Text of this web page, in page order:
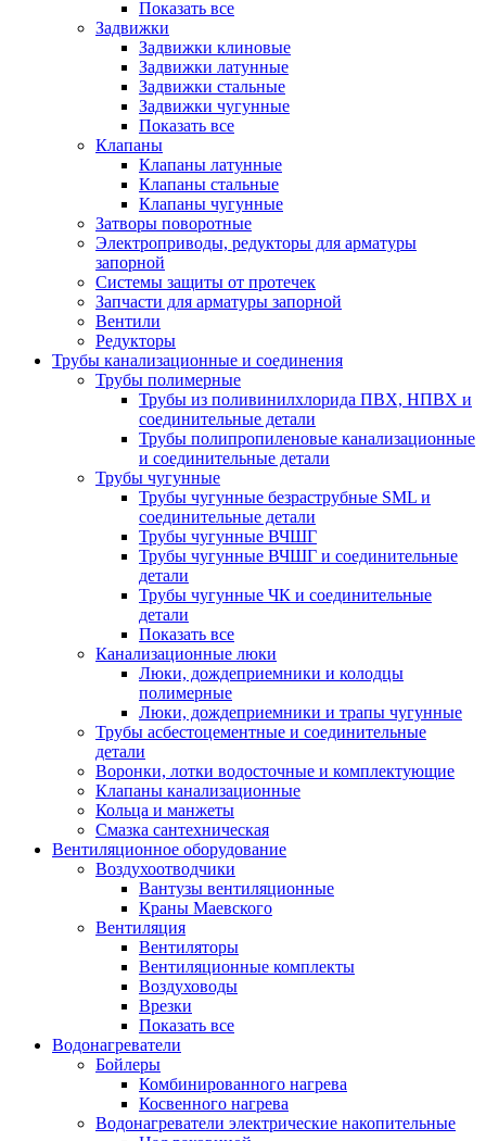
Показать все
Задвижки
Задвижки клиновые
Задвижки латунные
Задвижки стальные
Задвижки чугунные
Показать все
Клапаны
Клапаны латунные
Клапаны стальные
Клапаны чугунные
Затворы поворотные
Электроприводы, редукторы для арматуры
запорной
Системы защиты от протечек
Запчасти для арматуры запорной
Вентили
Редукторы
Трубы канализационные и соединения
Трубы полимерные
Трубы из поливинилхлорида ПВХ, НПВХ и
соединительные детали
Трубы полипропиленовые канализационные
и соединительные детали
Трубы чугунные
Трубы чугунные безраструбные SML и
соединительные детали
Трубы чугунные ВЧШГ
Трубы чугунные ВЧШГ и соединительные
детали
Трубы чугунные ЧК и соединительные
детали
Показать все
Канализационные люки
Люки, дождеприемники и колодцы
полимерные
Люки, дождеприемники и трапы чугунные
Трубы асбестоцементные и соединительные
детали
Воронки, лотки водосточные и комплектующие
Клапаны канализационные
Кольца и манжеты
Смазка сантехническая
Вентиляционное оборудование
Воздухоотводчики
Вантузы вентиляционные
Краны Маевского
Вентиляция
Вентиляторы
Вентиляционные комплекты
Воздуховоды
Врезки
Показать все
Водонагреватели
Бойлеры
Комбинированного нагрева
Косвенного нагрева
Водонагреватели электрические накопительные